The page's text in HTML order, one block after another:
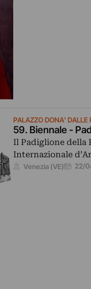
PALAZZO DONA' DALLE
59. Biennale -
Il Padiglione della
Internazionale
Venezia (VE) 22/